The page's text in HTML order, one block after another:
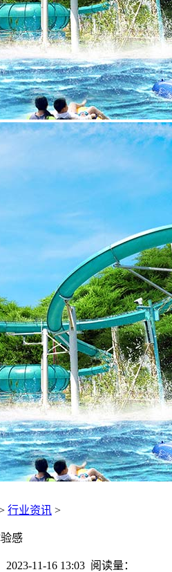
行业资讯 >
感
11-16 13:03 阅读量：